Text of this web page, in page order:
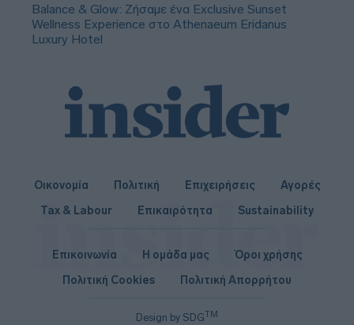
Balance & Glow: Ζήσαμε ένα Exclusive Sunset
Wellness Experience στο Athenaeum Eridanus
Luxury Hotel
Οικονομία Πολιτική Επιχειρήσεις
Αγορές
Tax & Labour
Επικαιρότητα Sustainability
Design by SDGTM
Επικοινωνία Η ομάδα μας
Όροι χρήσης
Πολιτική Cookies
Πολιτική Απορρήτου